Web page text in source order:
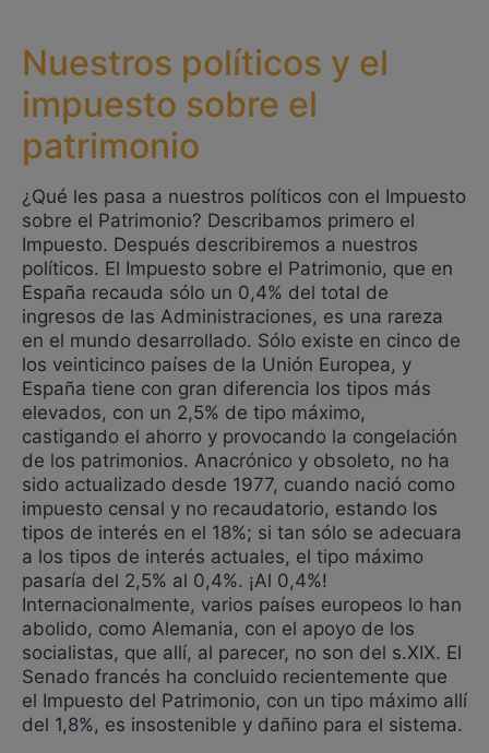
Nuestros políticos y el
impuesto sobre el
patrimonio
¿Qué les pasa a nuestros políticos con el Impuesto
sobre el Patrimonio? Describamos primero el
Impuesto. Después describiremos a nuestros
políticos. El Impuesto sobre el Patrimonio, que en
España recauda sólo un 0,4% del total de
ingresos de las Administraciones, es una rareza
en el mundo desarrollado. Sólo existe en cinco de
los veinticinco países de la Unión Europea, y
España tiene con gran diferencia los tipos más
elevados, con un 2,5% de tipo máximo,
castigando el ahorro y provocando la congelación
de los patrimonios. Anacrónico y obsoleto, no ha
sido actualizado desde 1977, cuando nació como
impuesto censal y no recaudatorio, estando los
tipos de interés en el 18%; si tan sólo se adecuara
a los tipos de interés actuales, el tipo máximo
pasaría del 2,5% al 0,4%. ¡Al 0,4%!
Internacionalmente, varios países europeos lo han
abolido, como Alemania, con el apoyo de los
socialistas, que allí, al parecer, no son del s.XIX. El
Senado francés ha concluido recientemente que
el Impuesto del Patrimonio, con un tipo máximo allí
del 1,8%, es insostenible y dañino para el sistema.